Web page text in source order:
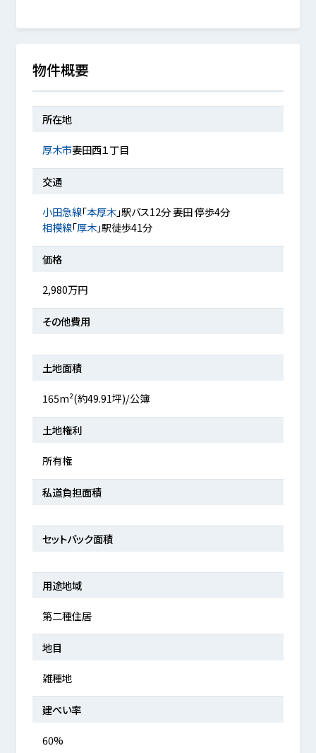
物件概要
所在地
厚木市妻田西１丁目
交通
小田急線「本厚木」駅バス12分 妻田 停歩4分
相模線「厚木」駅徒歩41分
価格
2,980万円
その他費用
土地面積
165m²(約49.91坪)/公簿
土地権利
所有権
私道負担面積
セットバック面積
用途地域
第二種住居
地目
雑種地
建ぺい率
60%